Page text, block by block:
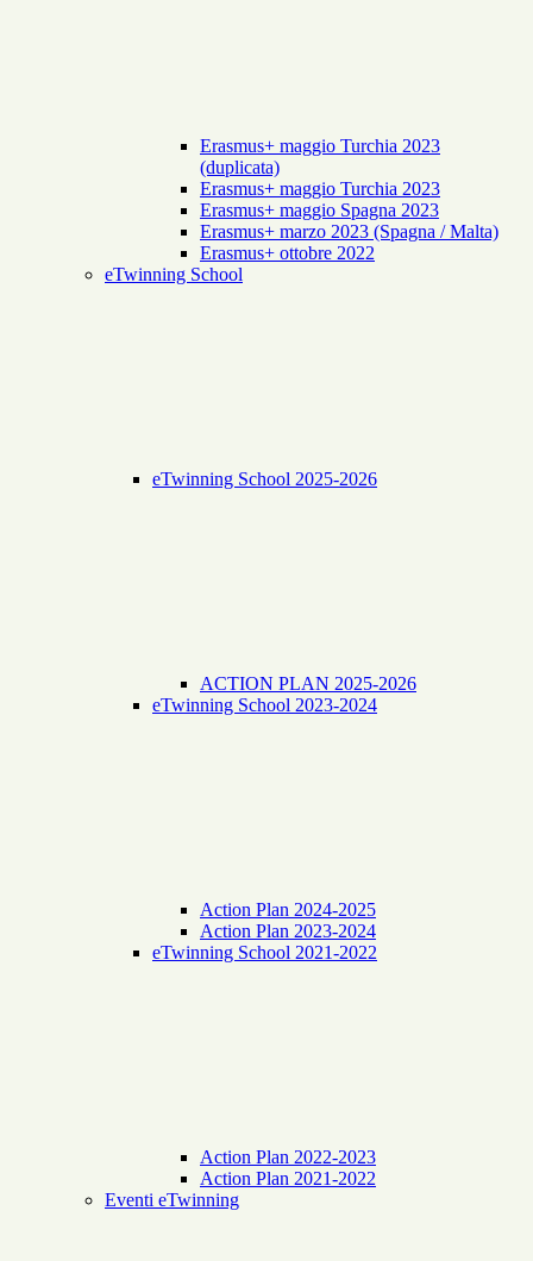
Erasmus+ maggio Turchia 2023
(duplicata)
Erasmus+ maggio Turchia 2023
Erasmus+ maggio Spagna 2023
Erasmus+ marzo 2023 (Spagna / Malta)
Erasmus+ ottobre 2022
eTwinning School
eTwinning School 2025-2026
ACTION PLAN 2025-2026
eTwinning School 2023-2024
Action Plan 2024-2025
Action Plan 2023-2024
eTwinning School 2021-2022
Action Plan 2022-2023
Action Plan 2021-2022
Eventi eTwinning